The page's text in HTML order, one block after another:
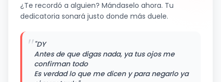
¿Te recordó a alguien? Mándaselo ahora. Tu
dedicatoria sonará justo donde más duele.
""DY
Antes de que digas nada, ya tus ojos me
confirman todo
Es verdad lo que me dicen y para negarlo ya